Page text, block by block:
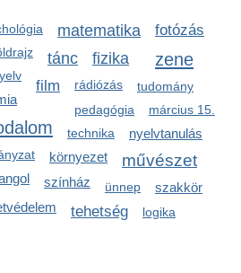
matematika fotózás
zene
tánc fizika
film rádiózás tudomány
pedagógia március 15.
technika nyelvtanulás
környezet művészet
színház ünnep szakkör
tehetség logika